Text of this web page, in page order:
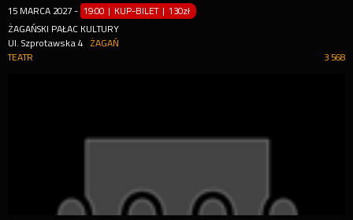
15 MARCA 2027 - 19:00 | KUP-BILET |130zł
ŻAGAŃSKI PAŁAC KULTURY
Ul. Szprotawska 4
ŻAGAŃ
3 568
TEATR